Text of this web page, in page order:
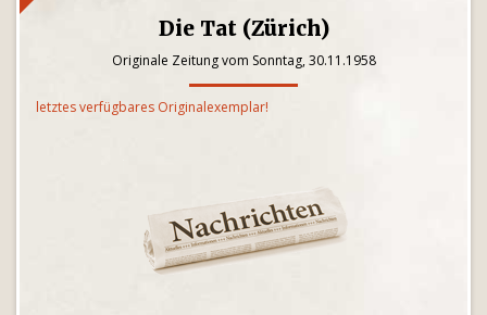
Die Tat (Zürich)
Originale Zeitung vom Sonntag, 30.11.1958
letztes verfügbares Originalexemplar!